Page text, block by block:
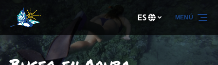
Saltar a la navegación principal
Saltar al contenido
Saltar al pie de página
Selecciona
tu
idioma
ES MENÚ